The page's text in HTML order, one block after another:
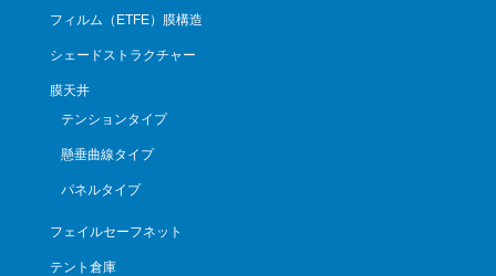
フィルム（ETFE）膜構造
シェードストラクチャー
膜天井
テンションタイプ
懸垂曲線タイプ
パネルタイプ
フェイルセーフネット
テント倉庫